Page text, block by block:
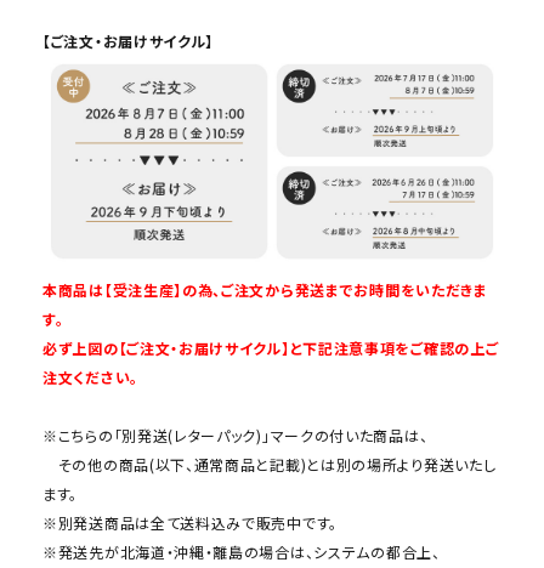
【ご注文・お届けサイクル】
本商品は【受注生産】の為、ご注文から発送までお時間をいただきま
す。
必ず上図の【ご注文・お届けサイクル】と下記注意事項をご確認の上ご
注文ください。
※こちらの「別発送(レターパック)」マークの付いた商品は、
その他の商品(以下、通常商品と記載)とは別の場所より発送いたし
ます。
※別発送商品は全て送料込みで販売中です。
※発送先が北海道・沖縄・離島の場合は、システムの都合上、